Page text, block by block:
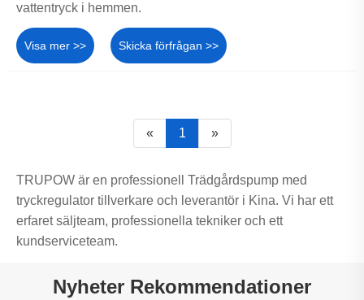
vattentryck i hemmen.
Visa mer >> Skicka förfrågan >>
« 1 »
TRUPOW är en professionell Trädgårdspump med
tryckregulator tillverkare och leverantör i Kina. Vi har ett
erfaret säljteam, professionella tekniker och ett
kundserviceteam.
Nyheter Rekommendationer